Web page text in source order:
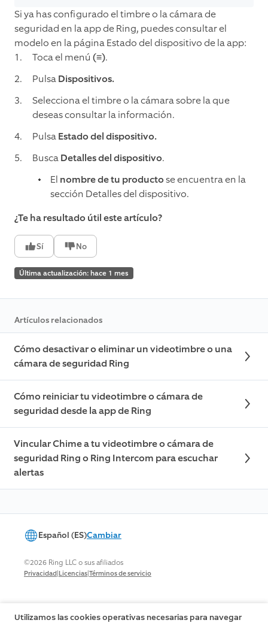
Si ya has configurado el timbre o la cámara de
seguridad en la app de Ring, puedes consultar el
modelo en la página Estado del dispositivo de la app:
Toca el menú (≡).
PulsaDispositivos.
Selecciona el timbre o la cámara sobre la que
deseas consultar la información.
PulsaEstado del dispositivo.
BuscaDetalles del dispositivo.
El nombre de tu productose encuentra en la
sección Detalles del dispositivo.
¿Te ha resultado útil este artículo?
Sí No
Última actualización: hace 1 mes
Artículos relacionados
Cómo desactivar o eliminar un videotimbre o una
cámara de seguridad Ring
Cómo reiniciar tu videotimbre o cámara de
seguridad desde la app de Ring
Vincular Chime a tu videotimbre o cámara de
seguridad Ring o Ring Intercom para escuchar
alertas
Español (ES)Cambiar
©2026 Ring LLC o sus afiliados
Privacidad|Licencias|Términos de servicio
Utilizamos las cookies operativas necesarias para navegar